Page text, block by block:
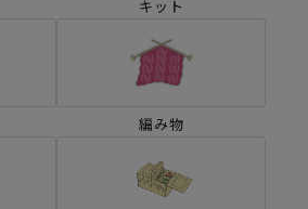
キット
編み物